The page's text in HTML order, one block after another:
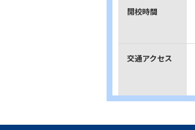
開校時間
交通アクセス